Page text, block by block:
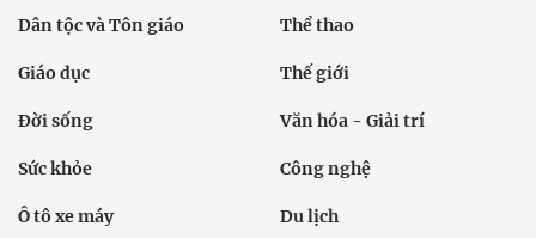
Dân tộc và Tôn giáo Thể thao
Giáo dục Thế giới
Đời sống Văn hóa - Giải trí
Sức khỏe Công nghệ
Ô tô xe máy Du lịch